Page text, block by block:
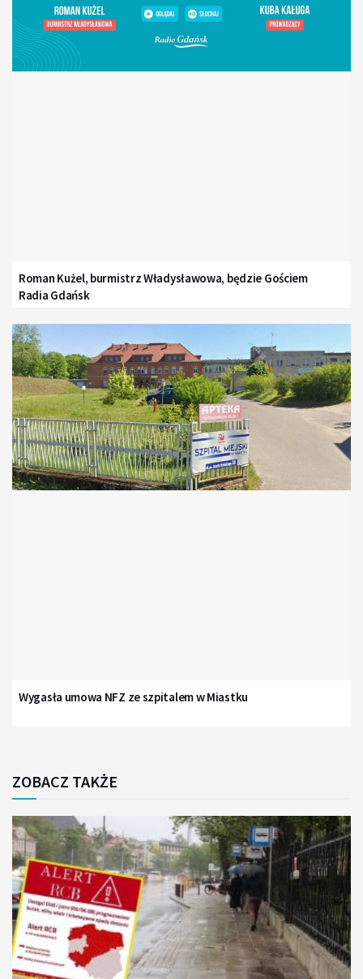
Roman Kużel, burmistrz Władysławowa, będzie Gościem
Radia Gdańsk
Wygasła umowa NFZ ze szpitalem w Miastku
ZOBACZ TAKŻE